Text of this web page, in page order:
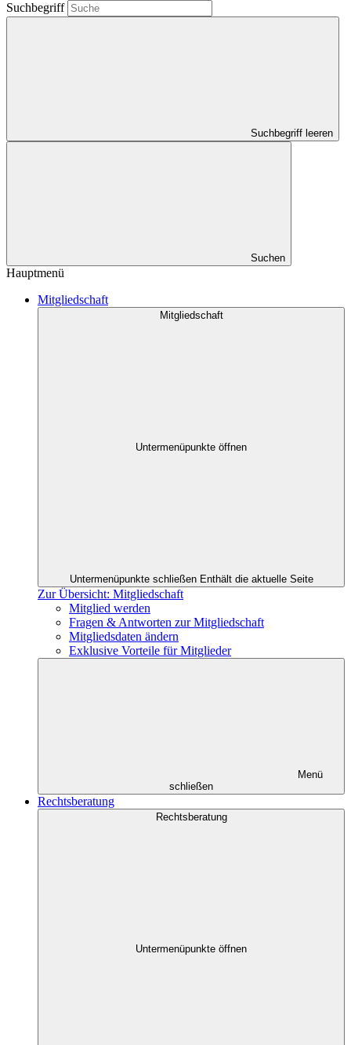
Suchbegriff
Suchbegriff leeren
Suchen
Hauptmenü
Mitgliedschaft
Mitgliedschaft
Untermenüpunkte öffnen
Untermenüpunkte schließen Enthält die aktuelle Seite
Zur Übersicht: Mitgliedschaft
Mitglied werden
Fragen & Antworten zur Mitgliedschaft
Mitgliedsdaten ändern
Exklusive Vorteile für Mitglieder
Menü
schließen
Rechtsberatung
Rechtsberatung
Untermenüpunkte öffnen